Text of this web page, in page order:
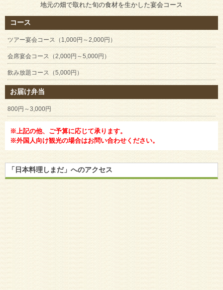
地元の畑で取れた旬の食材を生かした宴会コース
コース
ツアー宴会コース（1,000円～2,000円）
会席宴会コース（2,000円～5,000円）
飲み放題コース（5,000円）
お届け弁当
800円～3,000円
※上記の他、ご予算に応じて承ります。
※外国人向け観光の場合はお問い合わせください。
「日本料理しまだ」へのアクセス